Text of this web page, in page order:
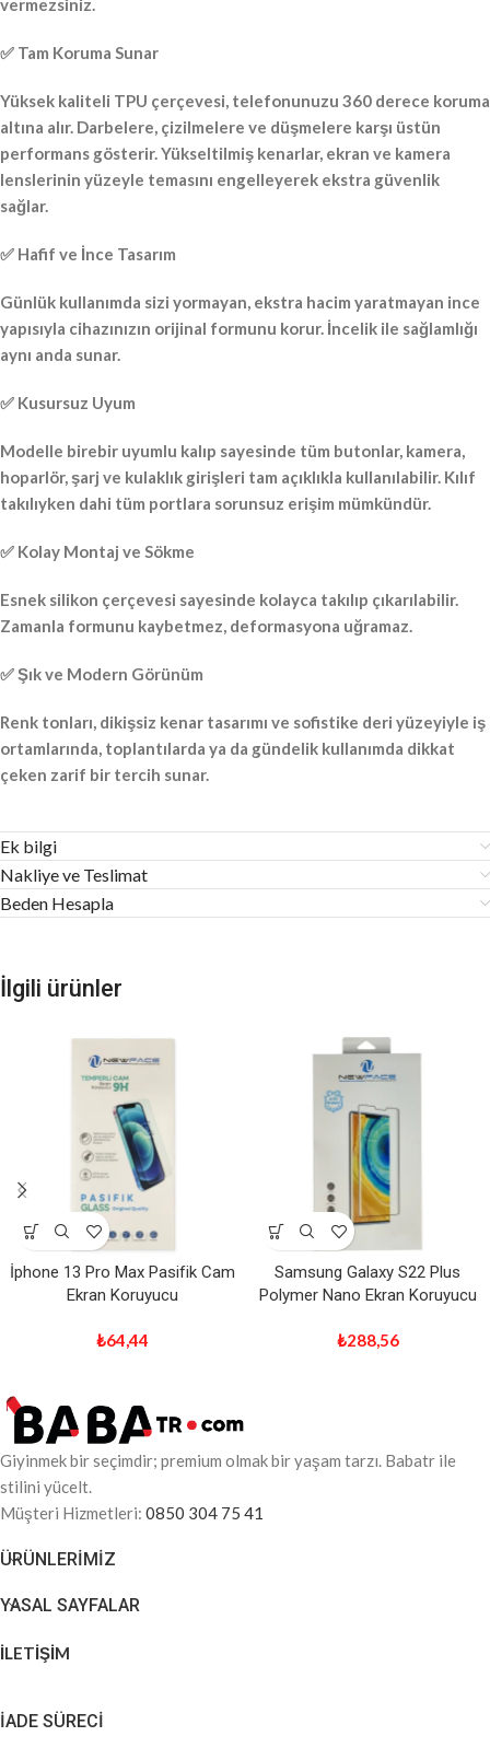
vermezsiniz.
✅ Tam Koruma Sunar
Yüksek kaliteli TPU çerçevesi, telefonunuzu 360 derece koruma
altına alır. Darbelere, çizilmelere ve düşmelere karşı üstün
performans gösterir. Yükseltilmiş kenarlar, ekran ve kamera
lenslerinin yüzeyle temasını engelleyerek ekstra güvenlik
sağlar.
✅ Hafif ve İnce Tasarım
Günlük kullanımda sizi yormayan, ekstra hacim yaratmayan ince
yapısıyla cihazınızın orijinal formunu korur. İncelik ile sağlamlığı
aynı anda sunar.
✅ Kusursuz Uyum
Modelle birebir uyumlu kalıp sayesinde tüm butonlar, kamera,
hoparlör, şarj ve kulaklık girişleri tam açıklıkla kullanılabilir. Kılıf
takılıyken dahi tüm portlara sorunsuz erişim mümkündür.
✅ Kolay Montaj ve Sökme
Esnek silikon çerçevesi sayesinde kolayca takılıp çıkarılabilir.
Zamanla formunu kaybetmez, deformasyona uğramaz.
✅ Şık ve Modern Görünüm
Renk tonları, dikişsiz kenar tasarımı ve sofistike deri yüzeyiyle iş
ortamlarında, toplantılarda ya da gündelik kullanımda dikkat
çeken zarif bir tercih sunar.
Ek bilgi
Nakliye ve Teslimat
Beden Hesapla
İlgili ürünler
İphone 13 Pro Max Pasifik Cam
Ekran Koruyucu
₺64,44
Samsung Galaxy S22 Plus
Polymer Nano Ekran Koruyucu
₺288,56
Giyinmek bir seçimdir; premium olmak bir yaşam tarzı. Babatr ile
stilini yücelt.
Müşteri Hizmetleri: 0850 304 75 41
ÜRÜNLERIMIZ
YASAL SAYFALAR
İLETİŞİM
İADE SÜRECİ